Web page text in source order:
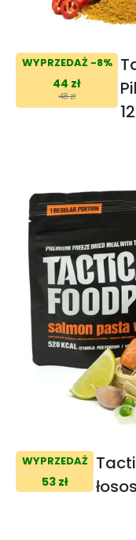
WYPRZEDAŻ -8%
44 zł
48 zł
WYPRZEDAŻ
53 zł